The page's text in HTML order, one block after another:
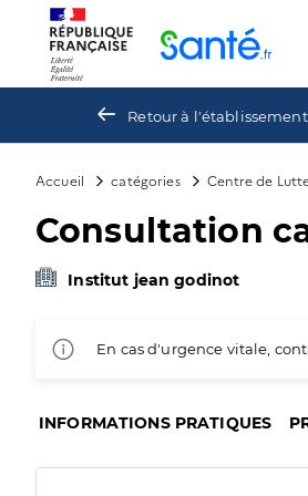
Retour à l'établissement
Accueil catégories Centre de
Consultation
Institut jean godinot
En cas d'urgence vitale,
INFORMATIONS PRATIQUES
Panneau de gestion des cookies